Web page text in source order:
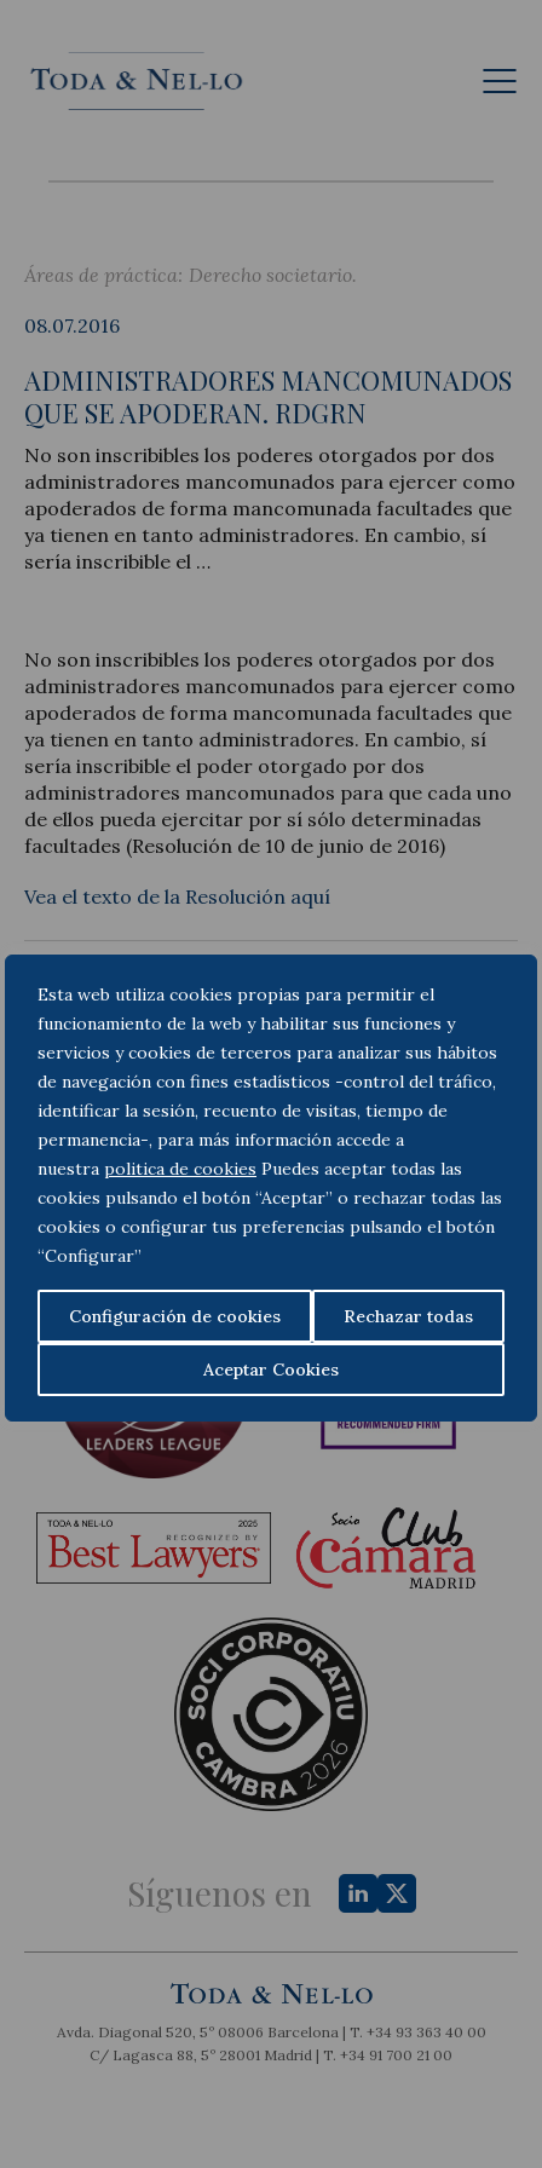
Esta web utiliza cookies propias para permitir el
funcionamiento de la web y habilitar sus funciones y
servicios y cookies de terceros para analizar sus hábitos
de navegación con fines estadísticos -control del tráfico,
identificar la sesión, recuento de visitas, tiempo de
permanencia-, para más información accede a
nuestra politica de cookies Puedes aceptar todas las
cookies pulsando el botón “Aceptar” o rechazar todas las
cookies o configurar tus preferencias pulsando el botón
“Configurar”
Configuración de cookies Rechazar todas
Aceptar Cookies
Esp
Actualidad jurídica
Notícias y artículos
Áreas de práctica: Derecho societario
08.07.2016
ADMINISTRADORES MANCOMUNADOS
QUE SE APODERAN. RDGRN
No son inscribibles los poderes otorgados por dos
administradores mancomunados para ejercer como
apoderados de forma mancomunada facultades que
ya tienen en tanto administradores. En cambio, sí
sería inscribible el …
No son inscribibles los poderes otorgados por dos
administradores mancomunados para ejercer como
apoderados de forma mancomunada facultades que
ya tienen en tanto administradores. En cambio, sí
sería inscribible el poder otorgado por dos
administradores mancomunados para que cada uno
de ellos pueda ejercitar por sí sólo determinadas
facultades (Resolución de 10 de junio de 2016)
Vea el texto de la Resolución aquí
Siguiente
Anterior
Síguenos en
Avda. Diagonal 520, 5º 08006 Barcelona | T. +34 93 363 40 00
C/ Lagasca 88, 5º 28001 Madrid | T. +34 91 700 21 00